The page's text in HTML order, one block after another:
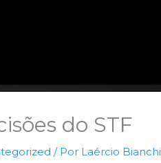
do STF
/ Por Laércio Bianchi